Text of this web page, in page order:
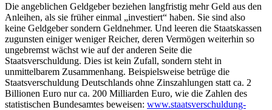
Die angeblichen Geldgeber beziehen langfristig mehr Geld aus den
Anleihen, als sie früher einmal „investiert“ haben. Sie sind also
keine Geldgeber sondern Geldnehmer. Und leeren die Staatskassen
zugunsten einiger weniger Reicher, deren Vermögen weiterhin so
ungebremst wächst wie auf der anderen Seite die
Staatsverschuldung. Dies ist kein Zufall, sondern steht in
unmittelbarem Zusammenhang. Beispielsweise betrüge die
Staatsverschuldung Deutschlands ohne Zinszahlungen statt ca. 2
Billionen Euro nur ca. 200 Milliarden Euro, wie die Zahlen des
statistischen Bundesamtes beweisen: www.staatsverschuldung-